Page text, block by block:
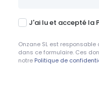
J'ai lu et accepté la
Onzane SL est
dans ce formulaire. Ces
notre Politique de